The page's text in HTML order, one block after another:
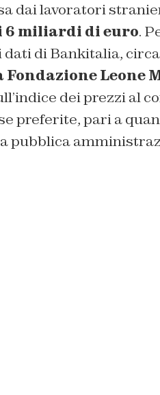
dai lavoratori
6 miliardi di euro.
dati di Bankitalia, circa
Leone
dei prezzi al
preferite, pari a
pubblica